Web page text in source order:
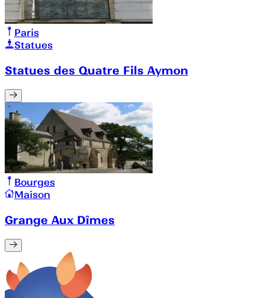
Paris
Statues
Statues des Quatre Fils Aymon
Bourges
Maison
Grange Aux Dîmes